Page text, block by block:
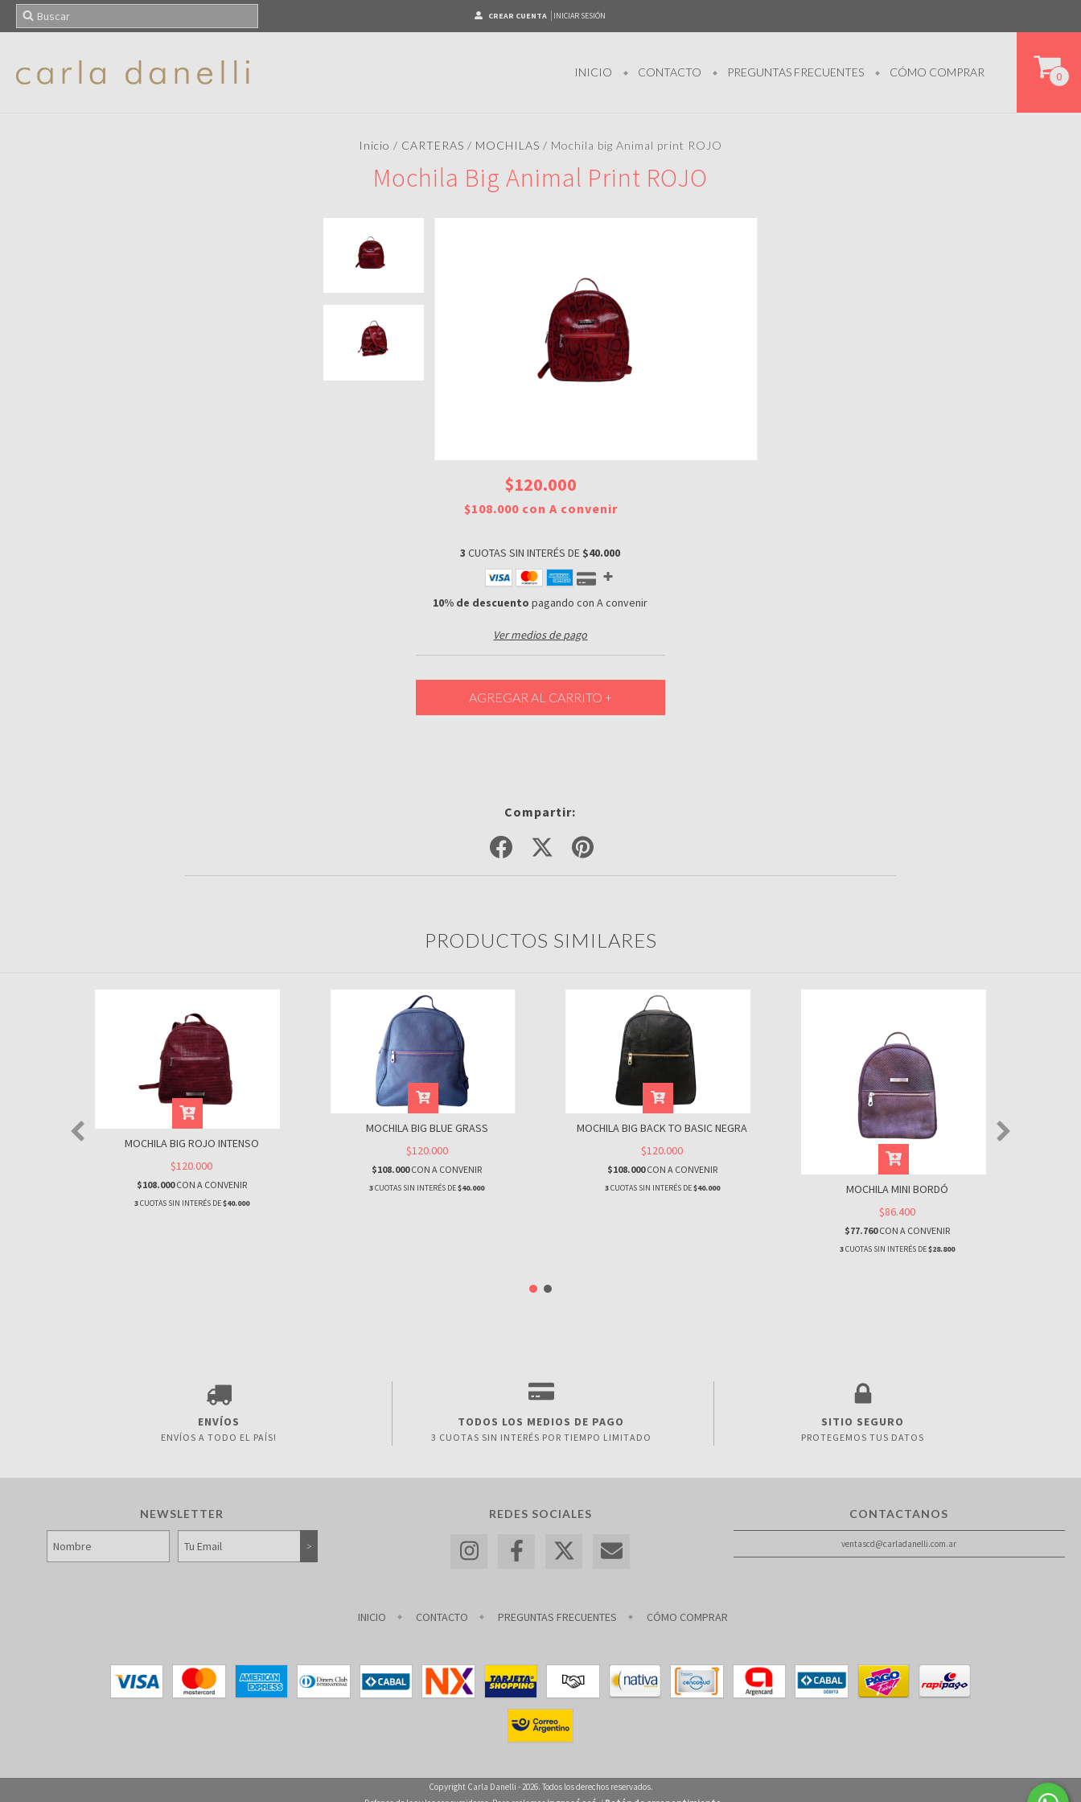
CREAR CUENTA INICIAR SESIÓN
INICIO CONTACTO PREGUNTAS FRECUENTES CÓMO COMPRAR 0
Inicio / CARTERAS / MOCHILAS / Mochila big Animal print ROJO
Mochila Big Animal Print ROJO
$120.000
$108.000 con A convenir
3 CUOTAS SIN INTERÉS DE $40.000
10% de descuento pagando con A convenir
Ver medios de pago
Compartir:
PRODUCTOS SIMILARES
MOCHILA BIG ROJO INTENSO
$120.000
$108.000CON A CONVENIR
3CUOTAS SIN INTERÉS DE$40.000
MOCHILA BIG BLUE GRASS
$120.000
$108.000CON A CONVENIR
3CUOTAS SIN INTERÉS DE$40.000
MOCHILA BIG BACK TO BASIC NEGRA
$120.000
$108.000CON A CONVENIR
3CUOTAS SIN INTERÉS DE$40.000
MOCHILA MINI BORDÓ
$86.400
$77.760CON A CONVENIR
3CUOTAS SIN INTERÉS DE$28.800
ENVÍOS
ENVÍOS A TODO EL PAÍS!
TODOS LOS MEDIOS DE PAGO
3 CUOTAS SIN INTERÉS POR TIEMPO LIMITADO
SITIO SEGURO
PROTEGEMOS TUS DATOS
NEWSLETTER REDES SOCIALES CONTACTANOS
ventascd@carladanelli.com.ar
INICIO CONTACTO PREGUNTAS FRECUENTES CÓMO COMPRAR
Copyright Carla Danelli - 2026. Todos los derechos reservados.